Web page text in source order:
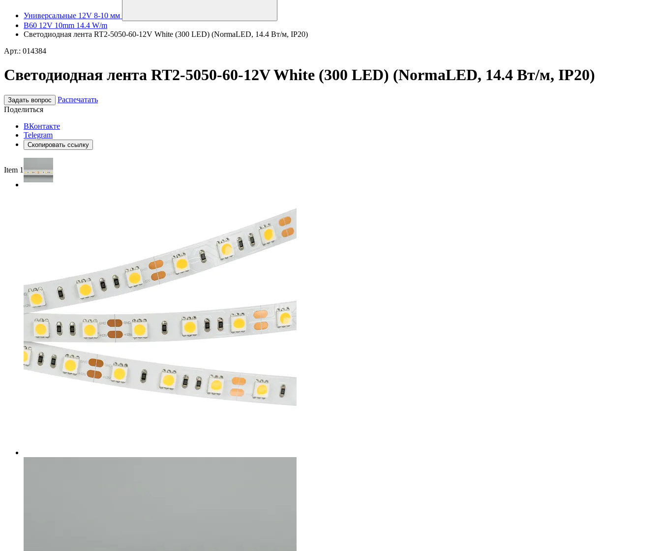
Универсальные 12V 8-10 мм
B60 12V 10mm 14.4 W/m
Светодиодная лента RT2-5050-60-12V White (300 LED) (NormaLED, 14.4 Вт/м, IP20)
Арт.: 014384
Светодиодная лента RT2-5050-60-12V White (300 LED) (NormaLED, 14.4 Вт/м, IP20)
Задать вопрос
Распечатать
Поделиться
ВКонтакте
Telegram
Скопировать ссылку
Item 1 of 2